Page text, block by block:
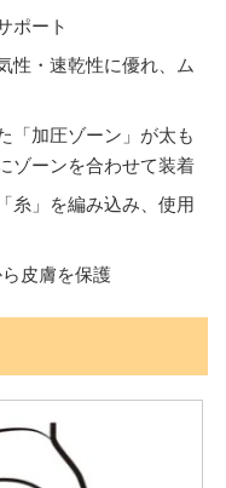
ポート
性・速乾性に優れ、ム
「加圧ゾーン」が太も
ゾーンを合わせて装着
糸」を編み込み、使用
皮膚を保護